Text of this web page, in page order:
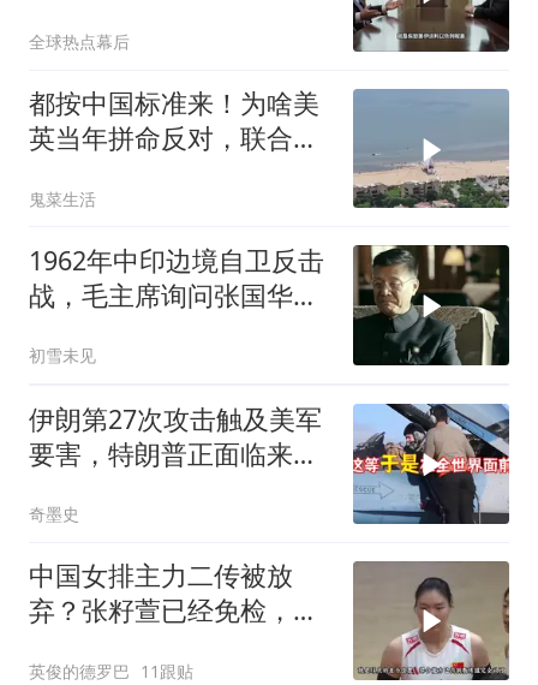
全球热点幕后
都按中国标准来！为啥美
英当年拼命反对，联合国
鬼菜生活
1962年中印边境自卫反击
战，毛主席询问张国华能
初雪未见
伊朗第27次攻击触及美军
要害，特朗普正面临来自
奇墨史
中国女排主力二传被放
弃？张籽萱已经免检，赵
英俊的德罗巴 11跟贴